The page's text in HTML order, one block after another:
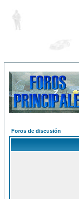
Foros de discusión